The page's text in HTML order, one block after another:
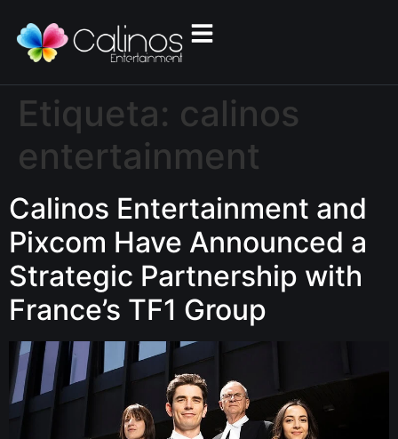
Etiqueta: calinos
entertainment
Calinos Entertainment and
Pixcom Have Announced a
Strategic Partnership with
France’s TF1 Group